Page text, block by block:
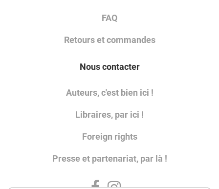
FAQ
Retours et commandes
Nous contacter
Auteurs, c'est bien ici !
Libraires, par ici !
Foreign rights
Presse et partenariat, par là !